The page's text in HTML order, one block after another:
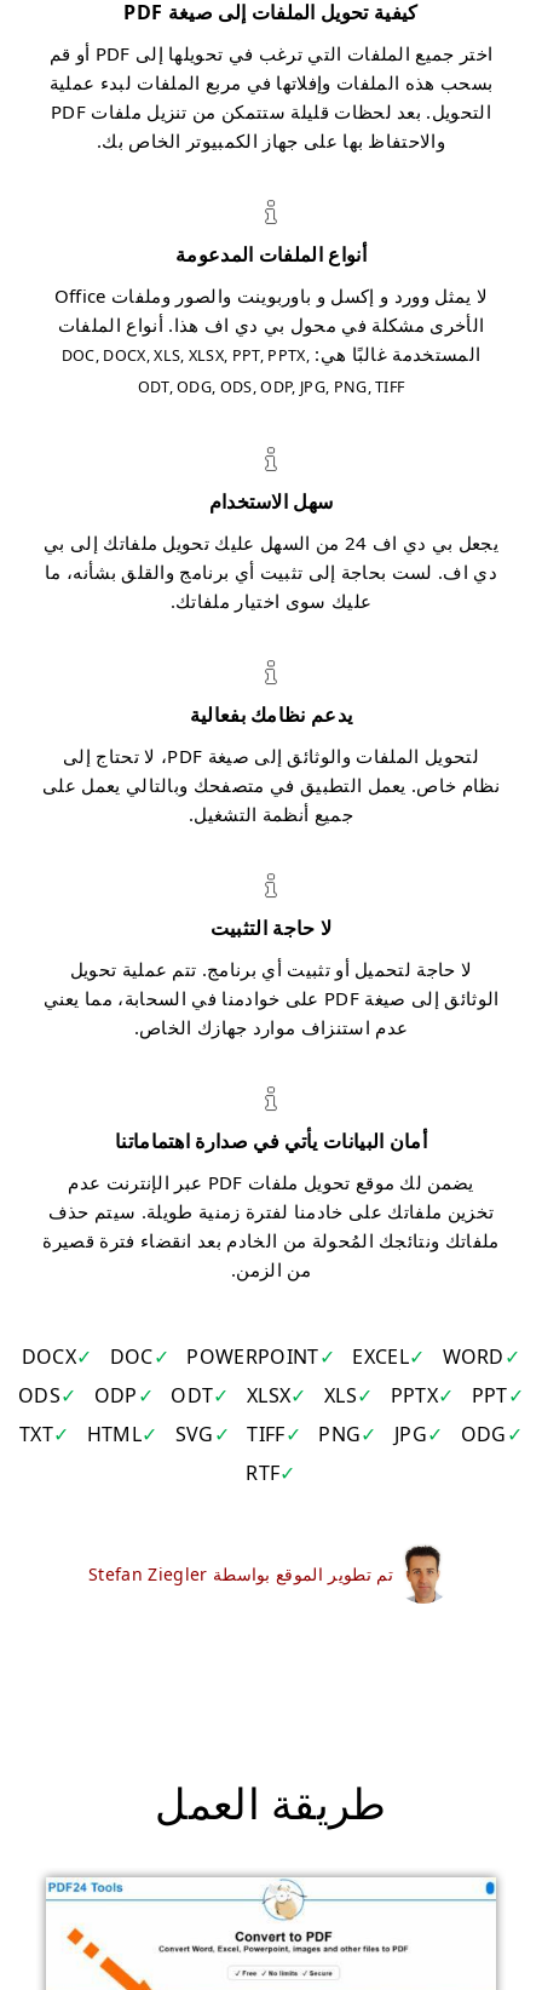
كيفية تحويل الملفات إلى صيغة PDF
اختر جميع الملفات التي ترغب في تحويلها إلى PDF أو قم
بسحب هذه الملفات وإفلاتها في مربع الملفات لبدء عملية
التحويل. بعد لحظات قليلة ستتمكن من تنزيل ملفات PDF
والاحتفاظ بها على جهاز الكمبيوتر الخاص بك.
أنواع الملفات المدعومة
لا يمثل وورد و إكسل و باوربوينت والصور وملفات Office
الأخرى مشكلة في محول بي دي اف هذا. أنواع الملفات
المستخدمة غالبًا هي:DOC, DOCX, XLS, XLSX, PPT, PPTX,
ODT, ODG, ODS, ODP, JPG, PNG, TIFF
سهل الاستخدام
يجعل بي دي اف 24 من السهل عليك تحويل ملفاتك إلى بي
دي اف. لست بحاجة إلى تثبيت أي برنامج والقلق بشأنه، ما
عليك سوى اختيار ملفاتك.
يدعم نظامك بفعالية
لتحويل الملفات والوثائق إلى صيغة PDF، لا تحتاج إلى
نظام خاص. يعمل التطبيق في متصفحك وبالتالي يعمل على
جميع أنظمة التشغيل.
لا حاجة التثبيت
لا حاجة لتحميل أو تثبيت أي برنامج. تتم عملية تحويل
الوثائق إلى صيغة PDF على خوادمنا في السحابة، مما يعني
عدم استنزاف موارد جهازك الخاص.
أمان البيانات يأتي في صدارة اهتماماتنا
يضمن لك موقع تحويل ملفات PDF عبر الإنترنت عدم
تخزين ملفاتك على خادمنا لفترة زمنية طويلة. سيتم حذف
ملفاتك ونتائجك المُحولة من الخادم بعد انقضاء فترة قصيرة
من الزمن.
WORD
EXCEL
POWERPOINT
DOC
DOCX
PPT
PPTX
XLS
XLSX
ODT
ODP
ODS
ODG
JPG
PNG
TIFF
SVG
HTML
TXT
RTF
تم تطوير الموقع بواسطة Stefan Ziegler
طريقة العمل